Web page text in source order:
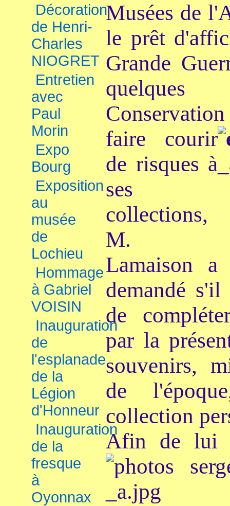
Décoration
de Henri-
Charles
NIOGRET
Entretien
avec
Paul
Morin
Expo
Bourg
Exposition
au
musée
de
Lochieu
Hommage
à Gabriel
VOISIN
Inauguration
de
l'esplanade
de la
Légion
d'Honneur
Inauguration
de la
fresque
à
Oyonnax
Musées de
le prêt
Grande
quelques
faire courir
de risques à
ses
collections,
M.
Lamaison a
demandé
de
par la
souvenirs,
de
collection
Afin de lui